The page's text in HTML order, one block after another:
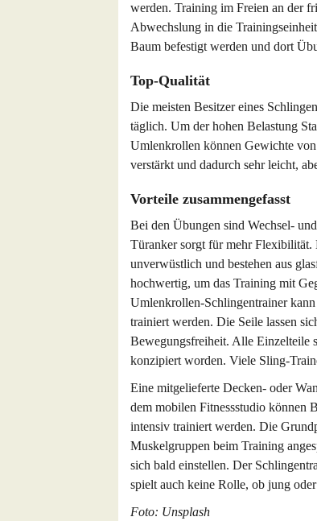
werden. Training im Freien an der
Abwechslung in die
Baum befestigt werden und dort
Top-Qualität
Die meisten Besitzer eines
täglich. Um der hohen Belastung
Umlenkrollen können Gewichte
verstärkt und dadurch sehr leicht,
Vorteile zusammengefasst
Bei den Übungen sind Wechsel-
Türanker sorgt für mehr Flexibilität.
unverwüstlich und bestehen aus
hochwertig, um das Training mit
Umlenkrollen-Schlingentrainer
trainiert werden. Die Seile lassen
Bewegungsfreiheit. Alle Einzelteile
konzipiert worden. Viele Sling-
Eine mitgelieferte Decken- oder
dem mobilen Fitnessstudio können
intensiv trainiert werden. Die
Muskelgruppen beim Training
sich bald einstellen. Der
spielt auch keine Rolle, ob jung
Foto: Unsplash